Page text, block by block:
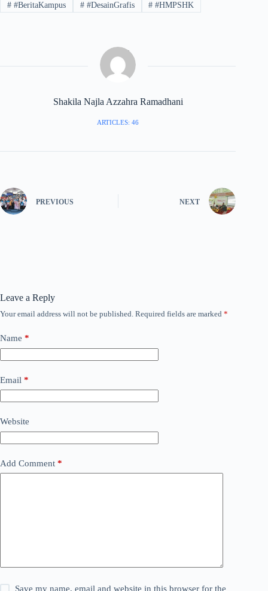
##BeritaKampus ##DesainGrafis # #HMPSHK
Shakila Najla Azzahra Ramadhani
ARTICLES: 46
PREVIOUS NEXT
Leave a Reply
Your email address will not be published. Required fields are marked *
Name *
Email *
Website
Add Comment *
Save my name, email and website in this browser for the